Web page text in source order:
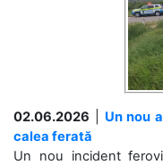
02.06.2026
Un nou
calea ferată
Un nou incident